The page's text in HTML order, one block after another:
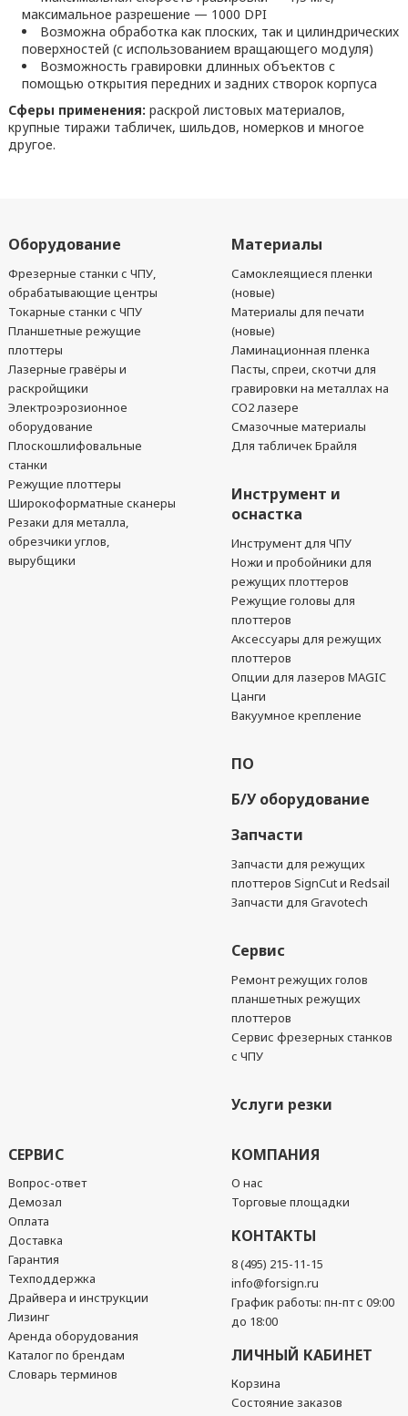
максимальное разрешение — 1000 DPI
Возможна обработка как плоских, так и цилиндрических
поверхностей (с использованием вращающего модуля)
Возможность гравировки длинных объектов с
помощью открытия передних и задних створок корпуса
Сферы применения: раскрой листовых материалов,
крупные тиражи табличек, шильдов, номерков и многое
другое.
Оборудование
Фрезерные станки с ЧПУ,
обрабатывающие центры
Токарные станки с ЧПУ
Планшетные режущие
плоттеры
Лазерные гравёры и
раскройщики
Электроэрозионное
оборудование
Плоскошлифовальные
станки
Режущие плоттеры
Широкоформатные сканеры
Резаки для металла,
обрезчики углов,
вырубщики
Материалы
Самоклеящиеся пленки
(новые)
Материалы для печати
(новые)
Ламинационная пленка
Пасты, спреи, скотчи для
гравировки на металлах на
CO2 лазере
Смазочные материалы
Для табличек Брайля
Инструмент и
оснастка
Инструмент для ЧПУ
Ножи и пробойники для
режущих плоттеров
Режущие головы для
плоттеров
Аксессуары для режущих
плоттеров
Опции для лазеров MAGIC
Цанги
Вакуумное крепление
ПО
Б/У оборудование
Запчасти
Запчасти для режущих
плоттеров SignCut и Redsail
Запчасти для Gravotech
Сервис
Ремонт режущих голов
планшетных режущих
плоттеров
Сервис фрезерных станков
с ЧПУ
Услуги резки
СЕРВИС
Вопрос-ответ
Демозал
Оплата
Доставка
Гарантия
Техподдержка
Драйвера и инструкции
Лизинг
Аренда оборудования
Каталог по брендам
Словарь терминов
КОМПАНИЯ
О нас
Торговые площадки
КОНТАКТЫ
8 (495) 215-11-15
info@forsign.ru
График работы: пн-пт с 09:00
до 18:00
ЛИЧНЫЙ КАБИНЕТ
Корзина
Состояние заказов